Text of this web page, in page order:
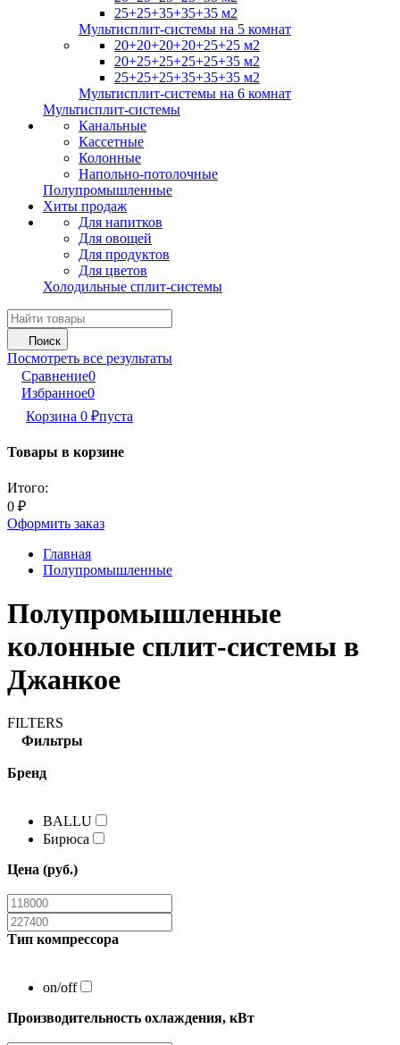
25+25+35+35+35 м2
Мультисплит-системы на 5 комнат
20+20+20+20+25+25 м2
20+25+25+25+25+35 м2
25+25+25+35+35+35 м2
Мультисплит-системы на 6 комнат
Мультисплит-системы
Канальные
Кассетные
Колонные
Напольно-потолочные
Полупромышленные
Хиты продаж
Для напитков
Для овощей
Для продуктов
Для цветов
Холодильные сплит-системы
Поиск
Посмотреть все результаты
Сравнение0
Избранное0
Корзина 0 ₽пуста
Товары в корзине
Итого:
0 ₽
Оформить заказ
Главная
Полупромышленные
Полупромышленные
колонные сплит-системы в
Джанкое
FILTERS
Фильтры
Бренд
BALLU
Бирюса
Цена (руб.)
Тип компрессора
on/off
Производительность охлаждения, кВт